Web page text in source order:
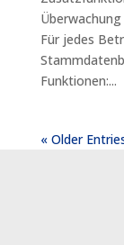
Für jedes
Funktionen:...
« Older